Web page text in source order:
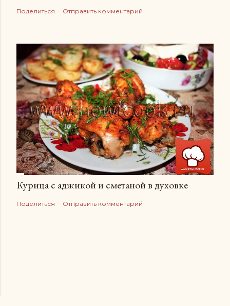
Поделиться Отправить комментарий
Курица с аджикой и сметаной в духовке
Поделиться Отправить комментарий